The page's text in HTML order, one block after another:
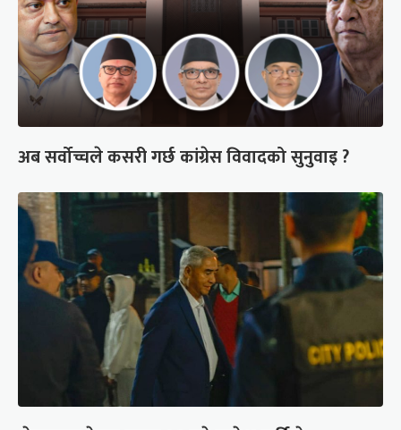
अब सर्वोच्चले कसरी गर्छ कांग्रेस विवादको सुनुवाइ ?